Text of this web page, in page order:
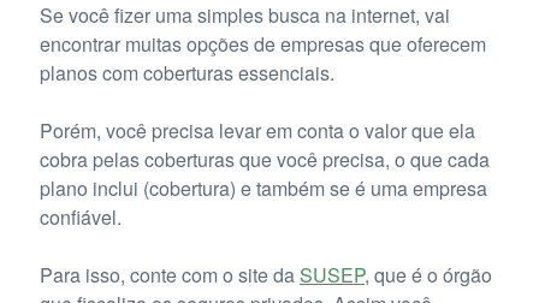
Se você fizer uma simples busca na internet, vai
encontrar muitas opções de empresas que oferecem
planos com coberturas essenciais.
Porém, você precisa levar em conta o valor que ela
cobra pelas coberturas que você precisa, o que cada
plano inclui (cobertura) e também se é uma empresa
confiável.
Para isso, conte com o site daSUSEP, que é o órgão